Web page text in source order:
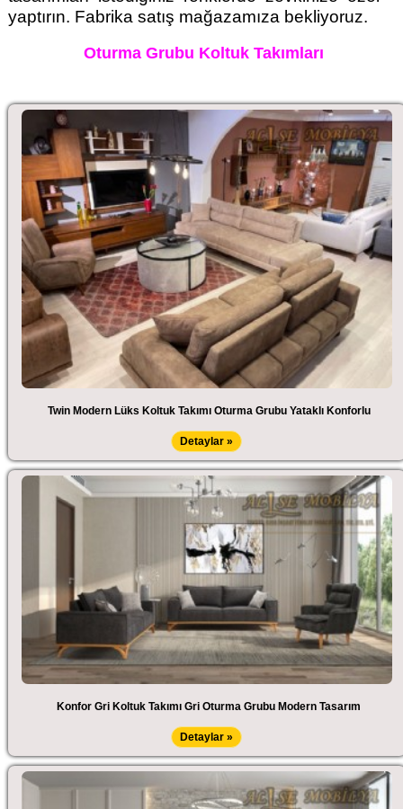
yaptırın. Fabrika satış mağazamıza bekliyoruz.
Oturma Grubu Koltuk Takımları
Twin Modern Lüks Koltuk Takımı Oturma Grubu Yataklı Konforlu
Detaylar »
Konfor Gri Koltuk Takımı Gri Oturma Grubu Modern Tasarım
Detaylar »